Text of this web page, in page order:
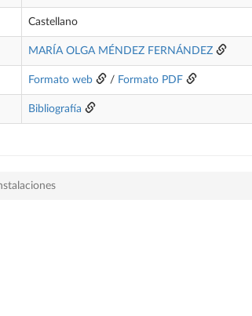
Castellano
MARÍA OLGA MÉNDEZ FERNÁNDEZ
Formato web / Formato PDF
Bibliografía